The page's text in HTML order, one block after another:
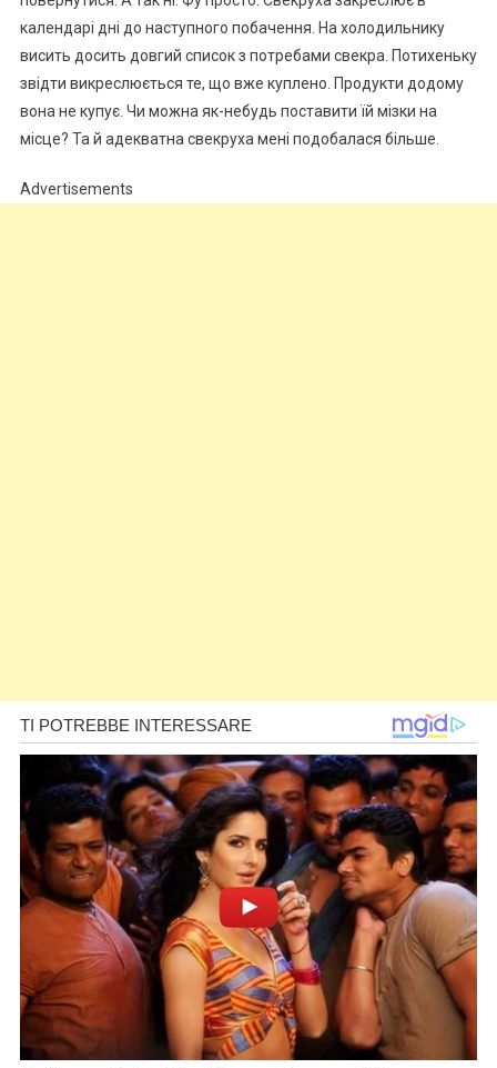
календарі дні до наступного побачення. На холодильнику
висить досить довгий список з потребами свекра. Потихеньку
звідти викреслюється те, що вже куплено. Продукти додому
вона не купує. Чи можна як-небудь поставити їй мізки на
місце? Та й адекватна свекруха мені подобалася більше.
Advertisements